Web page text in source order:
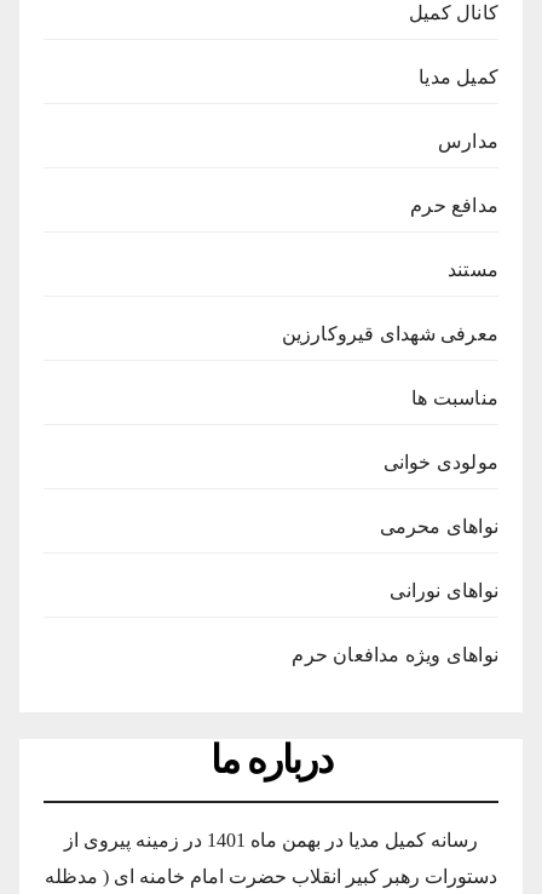
کانال کمیل
کمیل مدیا
مدارس
مدافع حرم
مستند
معرفی شهدای قیروکارزین
مناسبت ها
مولودی خوانی
نواهای محرمی
نواهای نورانی
نواهای ویژه مدافعان حرم
درباره ما
رسانه کمیل مدیا در بهمن ماه 1401 در زمینه پیروی از
دستورات رهبر کبیر انقلاب حضرت امام خامنه ای ( مدظله